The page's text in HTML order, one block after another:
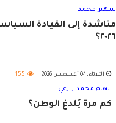
سهير محمد
مناشدة إلى القيادة
٢٠٢٦؟
الثلاثاء, 04 أغسطس 2026 155
الهام محمد زارعي
كم مرة يُلدغ الوطن؟